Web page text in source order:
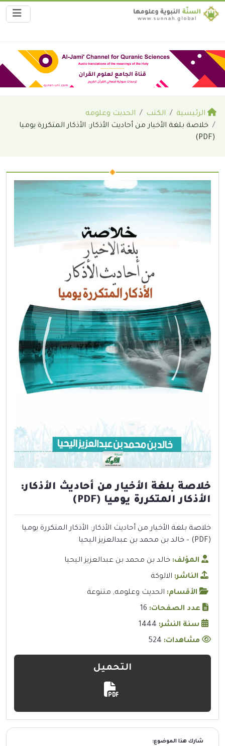
الرئيسية الكتب
الحديث وعلومه
خلاصة بلغة الأخيار من أحاديث الأذكار: الأذكار المتكررة يوميا
(PDF)
خلاصة بلغة الأخيار من أحاديث الأذكار:
الأذكار المتكررة يوميا (PDF)
خلاصة بلغة الأخيار من أحاديث الأذكار: الأذكار المتكررة يوميا
(PDF) – خالد بن محمد بن عبدالعزيز اليحيا
المؤلف: خالد بن محمد بن عبدالعزيز اليحيا
الناشر: الالوكة
الأقسام: الحديث وعلومه, متنوعة
عدد الصفحات: 16
سنة النشر: 1444
مشاهدات:
التحميل
شارك هذا الموضوع: